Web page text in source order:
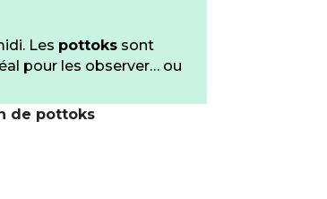
Les pottoks sont
pour les observer… ou
de pottoks